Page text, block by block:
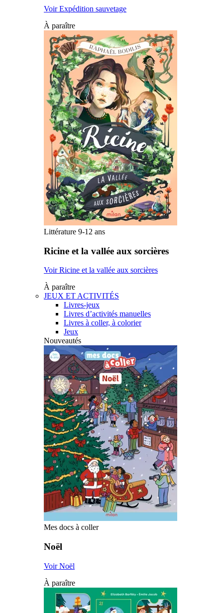
Voir Expédition sauvetage
À paraître
Littérature 9-12 ans
Ricine et la vallée aux sorcières
Voir Ricine et la vallée aux sorcières
À paraître
JEUX ET ACTIVITÉS
Livres-jeux
Livres d’activités manuelles
Livres à coller, à colorier
Jeux
Nouveautés
Mes docs à coller
Noël
Voir Noël
À paraître